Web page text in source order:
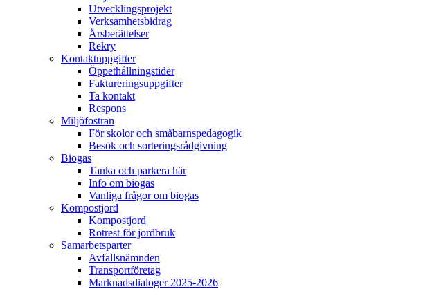
Utvecklingsprojekt
Verksamhetsbidrag
Årsberättelser
Rekry
Kontaktuppgifter
Öppethållningstider
Faktureringsuppgifter
Ta kontakt
Respons
Miljöfostran
För skolor och småbarnspedagogik
Besök och sorteringsrådgivning
Biogas
Tanka och parkera här
Info om biogas
Vanliga frågor om biogas
Kompostjord
Kompostjord
Rötrest för jordbruk
Samarbetsparter
Avfallsnämnden
Transportföretag
Marknadsdialoger 2025-2026